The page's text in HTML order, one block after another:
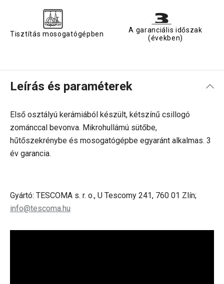
Tisztítás mosogatógépben
A garanciális időszak
(években)
Leírás és paraméterek
Első osztályú kerámiából készült, kétszínű csillogó
zománccal bevonva. Mikrohullámú sütőbe,
hűtőszekrénybe és mosogatógépbe egyaránt alkalmas. 3
év garancia.
Gyártó: TESCOMA s. r. o., U Tescomy 241, 760 01 Zlín;
info@tescoma.hu